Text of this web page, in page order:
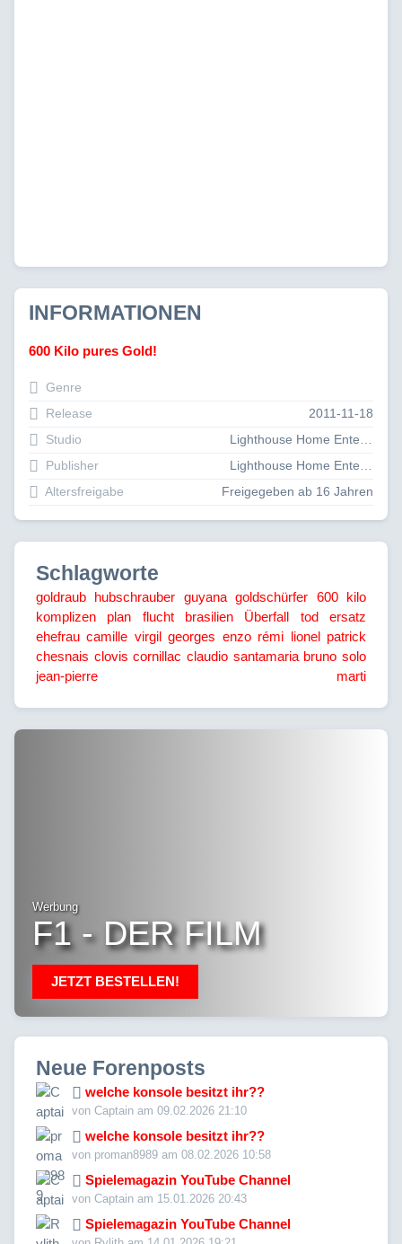
INFORMATIONEN
600 Kilo pures Gold!
Genre
Release
2011-11-18
Studio
Lighthouse Home Entertainment
Publisher
Lighthouse Home Entertainment
Altersfreigabe
Freigegeben ab 16 Jahren
Schlagworte
goldraub hubschrauber guyana goldschürfer 600 kilo
komplizen
plan flucht brasilien Überfall tod
ersatz
ehefrau camille virgil georges enzo rémi lionel patrick
chesnais clovis cornillac claudio santamaria bruno solo
jean-pierre marti
Werbung
F1 - DER FILM
JETZT BESTELLEN!
Neue Forenposts
welche konsole besitzt ihr??
von Captain am 09.02.2026 21:10
welche konsole besitzt ihr??
von proman8989 am 08.02.2026 10:58
Spielemagazin YouTube Channel
von Captain am 15.01.2026 20:43
Spielemagazin YouTube Channel